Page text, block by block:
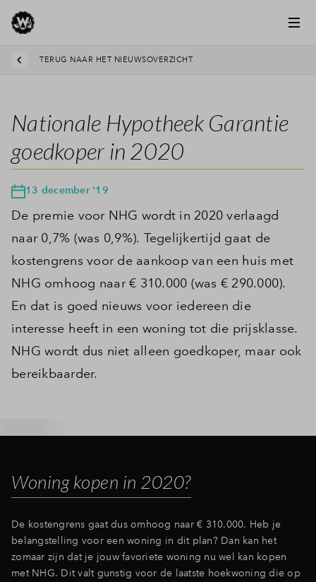
TERUG NAAR HET NIEUWSOVERZICHT
Nationale Hypotheek Garantie
goedkoper in 2020
13 december '19
De premie voor NHG wordt in 2020 verlaagd
naar 0,7% (was 0,9%). Tegelijkertijd gaat de
kostengrens voor de aankoop van een huis met
NHG omhoog naar € 310.000 (was € 290.000).
En dat is goed nieuws voor iedereen die
interesse heeft in een woning tot die prijsklasse.
NHG wordt dus niet alleen goedkoper, maar ook
bereikbaarder.
Woning kopen in 2020?
De kostengrens gaat dus omhoog naar € 310.000. Heb je
belangstelling voor een woning in dit plan? Dan kan het
zomaar zijn dat je jouw favoriete woning nu wel kan kopen
met NHG. Dit valt gunstig voor de laatste hoekwoning die op